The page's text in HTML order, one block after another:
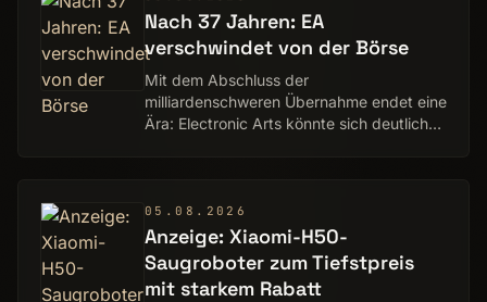
Nach 37 Jahren: EA
verschwindet von der Börse
Mit dem Abschluss der
milliardenschweren Übernahme endet eine
Ära: Electronic Arts könnte sich deutlich
05.08.2026
Anzeige: Xiaomi-H50-
Saugroboter zum Tiefstpreis
mit starkem Rabatt